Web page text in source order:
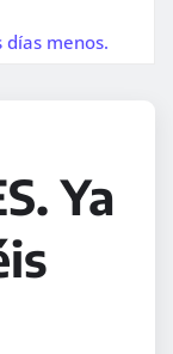
días menos.
Ya